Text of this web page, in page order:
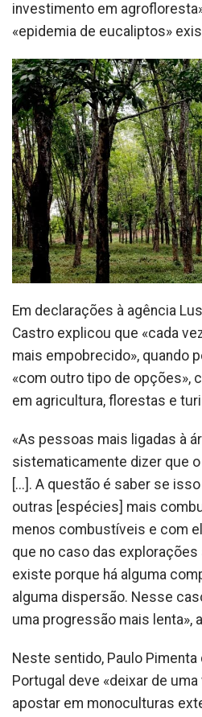
investimento em
«epidemia de eucaliptos»
Em declarações à agência
Castro explicou que «cada
mais empobrecido», quando
«com outro tipo de opções»,
em agricultura, florestas e
«As pessoas mais ligadas à
sistematicamente dizer que
[...]. A questão é saber se
outras [espécies] mais
menos combustíveis e com
que no caso das
existe porque há alguma
alguma dispersão. Nesse
uma progressão mais lenta»,
Neste sentido, Paulo
Portugal deve «deixar de
apostar em monoculturas